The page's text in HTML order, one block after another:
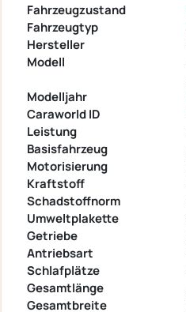
Fahrzeugzustand
Fahrzeugtyp
Hersteller
Modell
Modelljahr
Caraworld ID
Leistung
Basisfahrzeug
Motorisierung
Kraftstoff
Schadstoffnorm
Umweltplakette
Getriebe
Antriebsart
Schlafplätze
Gesamtlänge
Gesamtbreite